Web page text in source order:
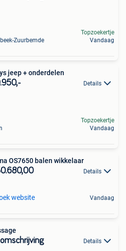
Zuurbemde
Topzoekertje
Vandaag
jeep + onderdelen
Details
Topzoekertje
Vandaag
OS7650 balen wikkelaar
Details
website Vandaag
Details